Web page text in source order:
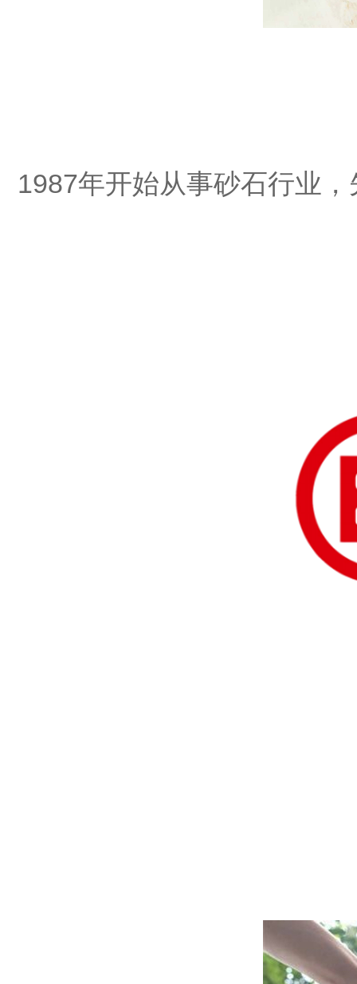
1987年开始从事砂石行业，